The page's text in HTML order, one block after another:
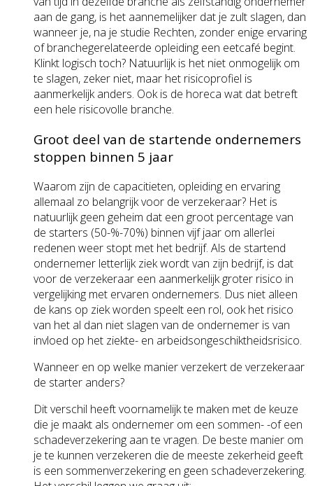
aan de gang, is het aannemelijker dat je zult slagen, dan
wanneer je, na je studie Rechten, zonder enige ervaring
of branchegerelateerde opleiding een eetcafé begint.
Klinkt logisch toch? Natuurlijk is het niet onmogelijk om
te slagen, zeker niet, maar het risicoprofiel is
aanmerkelijk anders. Ook is de horeca wat dat betreft
een hele risicovolle branche.
Groot deel van de startende ondernemers
stoppen binnen 5 jaar
Waarom zijn de capacitieten, opleiding en ervaring
allemaal zo belangrijk voor de verzekeraar? Het is
natuurlijk geen geheim dat een groot percentage van
de starters (50-%-70%) binnen vijf jaar om allerlei
redenen weer stopt met het bedrijf. Als de startend
ondernemer letterlijk ziek wordt van zijn bedrijf, is dat
voor de verzekeraar een aanmerkelijk groter risico in
vergelijking met ervaren ondernemers. Dus niet alleen
de kans op ziek worden speelt een rol, ook het risico
van het al dan niet slagen van de ondernemer is van
invloed op het ziekte- en arbeidsongeschiktheidsrisico.
Wanneer en op welke manier verzekert de verzekeraar
de starter anders?
Dit verschil heeft voornamelijk te maken met de keuze
die je maakt als ondernemer om een sommen- -of een
schadeverzekering aan te vragen. De beste manier om
je te kunnen verzekeren die de meeste zekerheid geeft
is een sommenverzekering en geen schadeverzekering.